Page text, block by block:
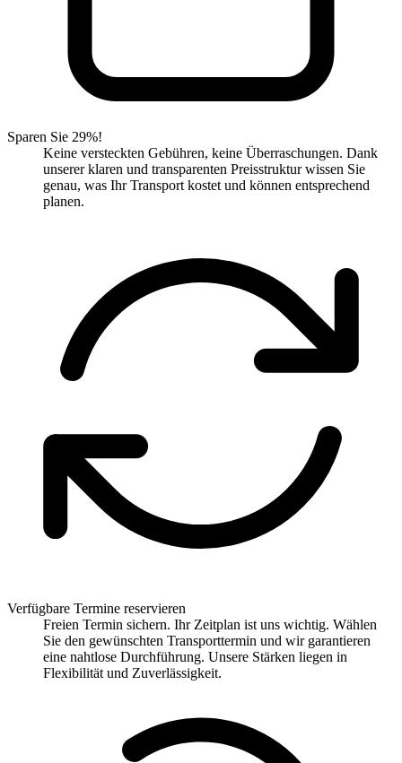
Sparen Sie 29%!
Keine versteckten Gebühren, keine Überraschungen. Dank
unserer klaren und transparenten Preisstruktur wissen Sie
genau, was Ihr Transport kostet und können entsprechend
planen.
Verfügbare Termine reservieren
Freien Termin sichern. Ihr Zeitplan ist uns wichtig. Wählen
Sie den gewünschten Transporttermin und wir garantieren
eine nahtlose Durchführung. Unsere Stärken liegen in
Flexibilität und Zuverlässigkeit.